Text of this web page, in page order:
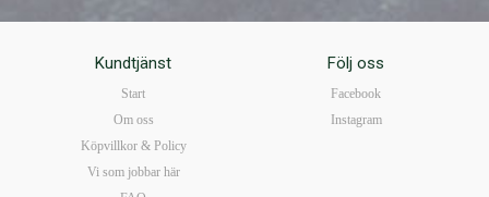
Kundtjänst
Start
Om oss
Köpvillkor & Policy
Vi som jobbar här
Följ oss
Facebook
Instagram